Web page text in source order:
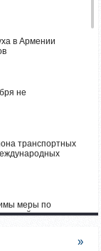
в Армении
не
транспортных
меры по
депутат
»